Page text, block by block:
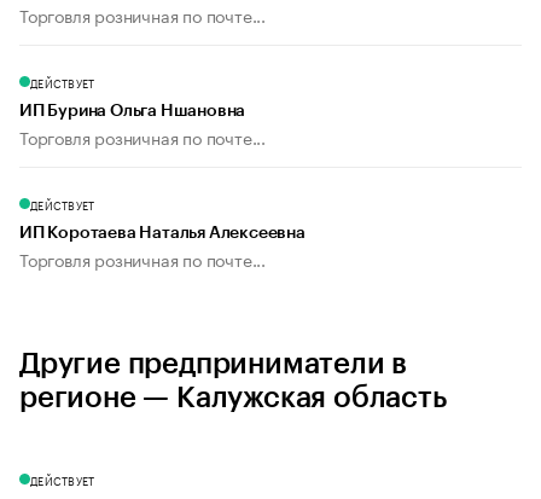
Торговля розничная по почте...
ДЕЙСТВУЕТ
ИП Бурина Ольга Ншановна
Торговля розничная по почте...
ДЕЙСТВУЕТ
ИП Коротаева Наталья Алексеевна
Торговля розничная по почте...
Другие предприниматели в
регионе — Калужская область
ДЕЙСТВУЕТ